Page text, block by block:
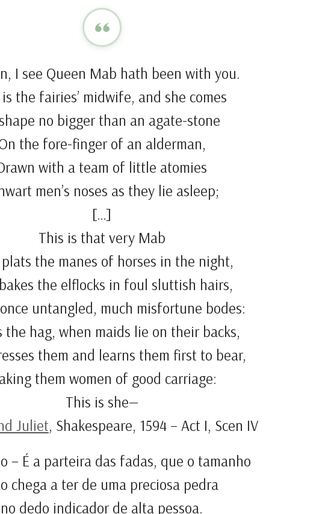
I see Queen Mab hath been with you.
is the fairies’ midwife, and she comes
no bigger than an agate-stone
the fore-finger of an alderman,
with a team of little atomies
men’s noses as they lie asleep;
[…]
This is that very Mab
the manes of horses in the night,
the elflocks in foul sluttish hairs,
untangled, much misfortune bodes:
the hag, when maids lie on their backs,
them and learns them first to bear,
them women of good carriage:
This is she—
Juliet, Shakespeare, 1594 – Act I, Scen IV
– É a parteira das fadas, que o tamanho
chega a ter de uma preciosa pedra
no dedo indicador de alta pessoa.